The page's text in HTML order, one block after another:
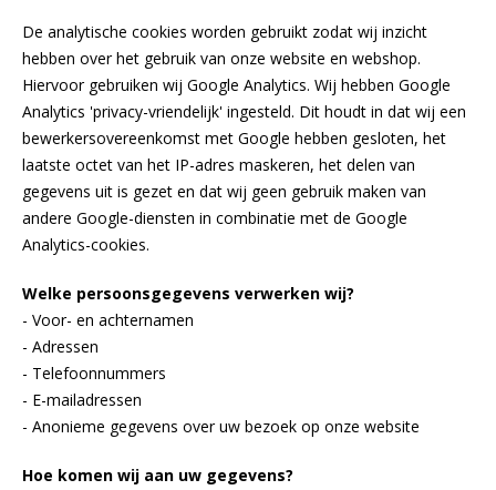
De analytische cookies worden gebruikt zodat wij inzicht
hebben over het gebruik van onze website en webshop.
Hiervoor gebruiken wij Google Analytics. Wij hebben Google
Analytics 'privacy-vriendelijk' ingesteld. Dit houdt in dat wij een
bewerkersovereenkomst met Google hebben gesloten, het
laatste octet van het IP-adres maskeren, het delen van
gegevens uit is gezet en dat wij geen gebruik maken van
andere Google-diensten in combinatie met de Google
Analytics-cookies.
Welke persoonsgegevens verwerken wij?
- Voor- en achternamen
- Adressen
- Telefoonnummers
- E-mailadressen
- Anonieme gegevens over uw bezoek op onze website
Hoe komen wij aan uw gegevens?